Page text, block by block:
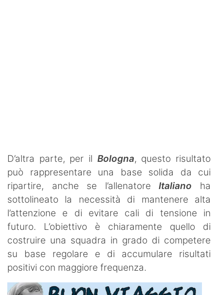
D’altra parte, per il Bologna, questo risultato
può rappresentare una base solida da cui
ripartire, anche se l’allenatoreItaliano ha
sottolineato la necessità di mantenere alta
l’attenzione e di evitare cali di tensione in
futuro. L’obiettivo è chiaramente quello di
costruire una squadra in grado di competere
su base regolare e di accumulare risultati
positivi con maggiore frequenza.